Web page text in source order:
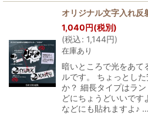
オリジナル文字入れ反
1,040円(税別)
(税込: 1,144円)
在庫あり
暗いところで光をあて
ルです。 ちょっとし
か？ 細長タイプはラ
どにちょうどいいです
などにも貼れますよ♪ …